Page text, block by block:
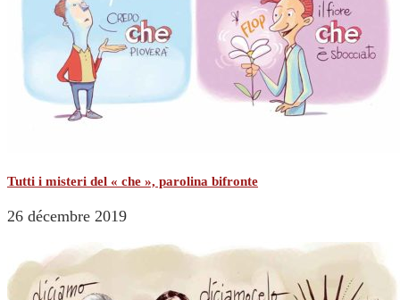
Tutti i misteri del « che », parolina bifronte
26 décembre 2019